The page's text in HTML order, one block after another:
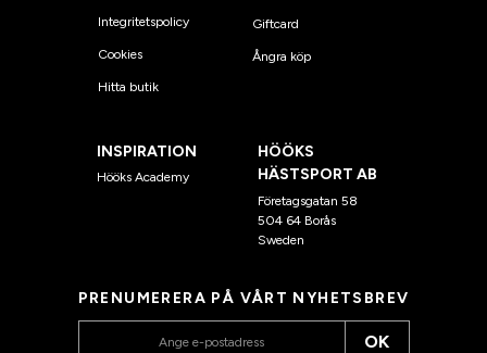
Integritetspolicy
Cookies
Hitta butik
Giftcard
Ångra köp
INSPIRATION
Hööks Academy
HÖÖKS
HÄSTSPORT AB
Företagsgatan 58
504 64 Borås
Sweden
PRENUMERERA PÅ VÅRT NYHETSBREV
OK